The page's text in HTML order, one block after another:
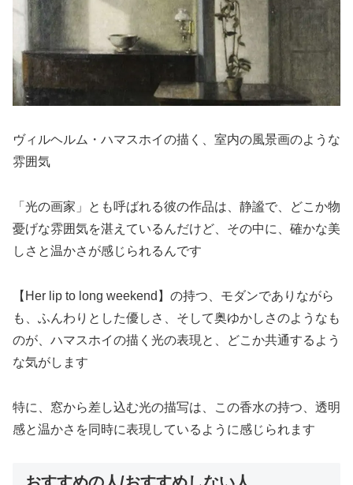
ヴィルヘルム・ハマスホイの描く、室内の風景画のような
雰囲気
「光の画家」とも呼ばれる彼の作品は、静謐で、どこか物
憂げな雰囲気を湛えているんだけど、その中に、確かな美
しさと温かさが感じられるんです
【Her lip to long weekend】の持つ、モダンでありながら
も、ふんわりとした優しさ、そして奥ゆかしさのようなも
のが、ハマスホイの描く光の表現と、どこか共通するよう
な気がします
特に、窓から差し込む光の描写は、この香水の持つ、透明
感と温かさを同時に表現しているように感じられます